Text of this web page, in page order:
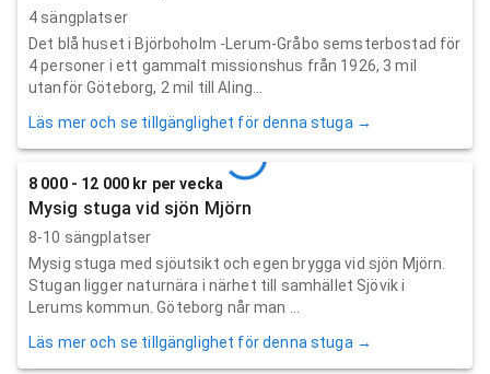
4 sängplatser
Det blå huset i Björboholm -Lerum-Gråbo semsterbostad för
4 personer i ett gammalt missionshus från 1926, 3 mil
utanför Göteborg, 2 mil till Aling...
Läs mer och se tillgänglighet för denna stuga →
8 000 - 12 000 kr per vecka
Mysig stuga vid sjön Mjörn
8-10 sängplatser
Mysig stuga med sjöutsikt och egen brygga vid sjön Mjörn.
Stugan ligger naturnära i närhet till samhället Sjövik i
Lerums kommun. Göteborg når man ...
Läs mer och se tillgänglighet för denna stuga →